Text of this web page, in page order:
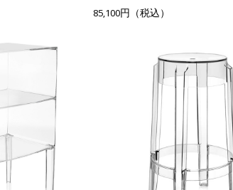
85,100円（税込）